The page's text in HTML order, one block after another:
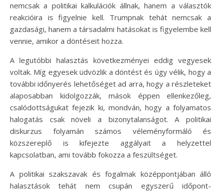
nemcsak a politikai kalkulációk állnak, hanem a választók
reakcióira is figyelnie kell. Trumpnak tehát nemcsak a
gazdasági, hanem a társadalmi hatásokat is figyelembe kell
vennie, amikor a döntéseit hozza.
A legutóbbi halasztás következményei eddig vegyesek
voltak. Míg egyesek üdvözlik a döntést és úgy vélik, hogy a
további időnyerés lehetőséget ad arra, hogy a részleteket
alaposabban kidolgozzák, mások éppen ellenkezőleg,
csalódottságukat fejezik ki, mondván, hogy a folyamatos
halogatás csak növeli a bizonytalanságot. A politikai
diskurzus folyamán számos véleményformáló és
közszereplő is kifejezte aggályait a helyzettel
kapcsolatban, ami tovább fokozza a feszültséget.
A politikai szakszavak és fogalmak középpontjában álló
halasztások tehát nem csupán egyszerű időpont-